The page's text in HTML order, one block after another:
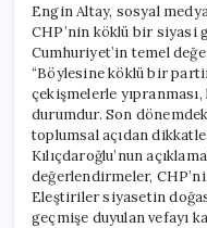
Engin Altay, sosyal
CHP’nin köklü bir siyasi
Cumhuriyet’in temel
“Böylesine köklü bir
çekişmelerle
durumdur. Son
toplumsal açıdan dikkatle
Kılıçdaroğlu’nun
değerlendirmeler,
Eleştiriler siyasetin
geçmişe duyulan vefayı